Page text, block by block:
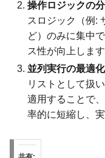
操作ロジックの
スロジック（例:
ど）のみに集中
ス性が向上します
並列実行の最適化
リストとして扱い
適用することで
率的に短縮し、